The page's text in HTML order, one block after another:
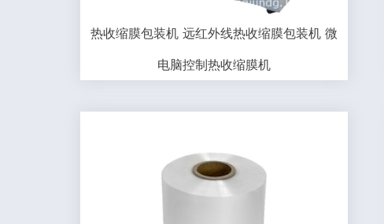
热收缩膜包装机 远红外线热收缩膜包装机 微
电脑控制热收缩膜机